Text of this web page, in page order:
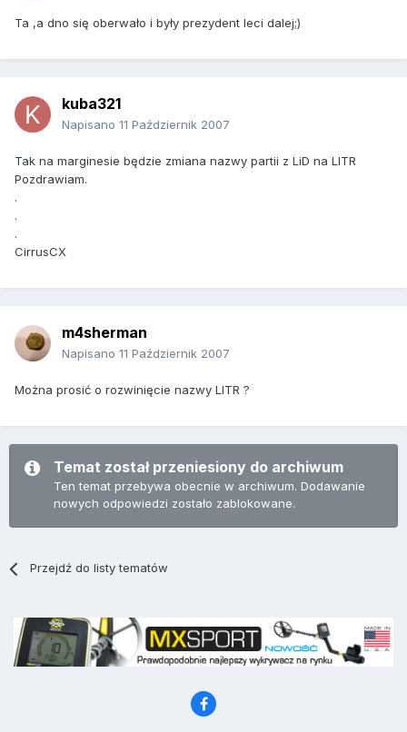
Ta ,a dno się oberwało i były prezydent leci dalej;)
kuba321
Napisano 11 Październik 2007
Tak na marginesie będzie zmiana nazwy partii z LiD na LITR
Pozdrawiam.
.
.
.
CirrusCX
m4sherman
Napisano 11 Październik 2007
Można prosić o rozwinięcie nazwy LITR ?
Temat został przeniesiony do archiwum
Ten temat przebywa obecnie w archiwum. Dodawanie
nowych odpowiedzi zostało zablokowane.
Przejdź do listy tematów